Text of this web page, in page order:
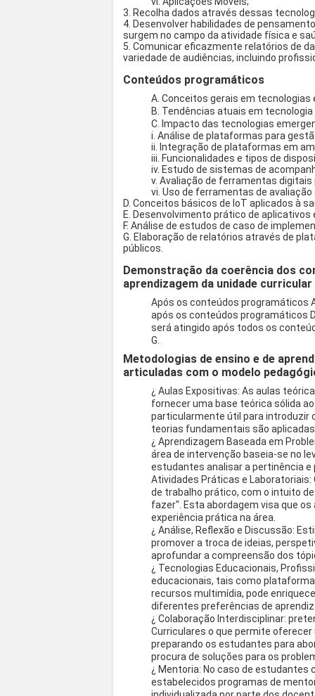
3. Recolha dados através dessas
4. Desenvolver habilidades de
surgem no campo da atividade física e
5. Comunicar eficazmente relatórios de
variedade de audiências, incluindo
Conteúdos programáticos
A. Conceitos gerais em tecnologias
B. Tendências atuais em
C. Impacto das tecnologias
i. Análise de plataformas para
ii. Integração de plataformas em
iii. Funcionalidades e tipos de
iv. Estudo de sistemas de
v. Avaliação de ferramentas
vi. Uso de ferramentas de
D. Conceitos básicos de IoT aplicados à
E. Desenvolvimento prático de
F. Análise de estudos de caso de
G. Elaboração de relatórios através de
públicos.
Demonstração da coerência dos
aprendizagem da unidade curricular
Após os conteúdos programáticos
após os conteúdos programáticos
será atingido após todos os
G.
Metodologias de ensino e de
articuladas com o modelo
¿ Aulas Expositivas: As aulas
fornecer uma base teórica sólida
particularmente útil para introduzir
teorias fundamentais são
¿ Aprendizagem Baseada em
área de intervenção baseia-se no
estudantes analisar a pertinência
Atividades Práticas e
de trabalho prático, com o intuito
fazer". Esta abordagem visa que
experiência prática na área.
¿ Análise, Reflexão e Discussão:
promover a troca de ideias,
aprofundar a compreensão dos
¿ Tecnologias Educacionais,
educacionais, tais como
recursos multimídia, pode
diferentes preferências de
¿ Colaboração Interdisciplinar:
Curriculares o que permite
preparando os estudantes para
procura de soluções para os
¿ Mentoria: No caso de estudantes
estabelecidos programas de